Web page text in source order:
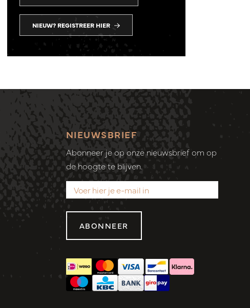
NIEUW? REGISTREER HIER
NIEUWSBRIEF
Abonneer je op onze nieuwsbrief om op
de hoogte te blijven.
ABONNEER